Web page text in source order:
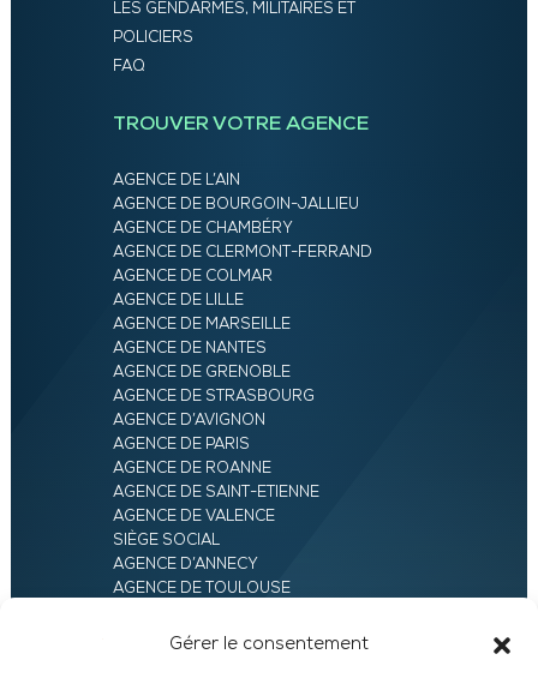
Gérer le consentement
LES GENDARMES, MILITAIRES ET
POLICIERS
FAQ
TROUVER VOTRE AGENCE
AGENCE DE L’AIN
AGENCE DE BOURGOIN-JALLIEU
AGENCE DE CHAMBÉRY
AGENCE DE CLERMONT-FERRAND
AGENCE DE COLMAR
AGENCE DE LILLE
AGENCE DE MARSEILLE
AGENCE DE NANTES
AGENCE DE GRENOBLE
AGENCE DE STRASBOURG
AGENCE D’AVIGNON
AGENCE DE PARIS
AGENCE DE ROANNE
AGENCE DE SAINT-ETIENNE
AGENCE DE VALENCE
SIÈGE SOCIAL
AGENCE D’ANNECY
AGENCE DE TOULOUSE
AGENCE D’ORLÉANS